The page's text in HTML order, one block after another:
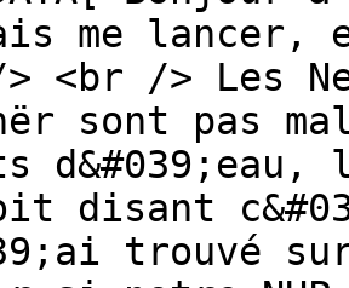
me lancer,
<br /> Les
sont pas
disant
trouvé